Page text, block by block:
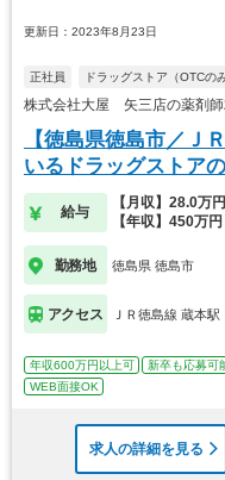
更新日：2023年8月23日
正社員 ドラッグストア（OTCのみ
株式会社大屋 矢三店の薬剤師
【徳島県徳島市／Ｊ
いるドラッグストアの
給与
【月収】28.0万
【年収】450万
勤務地 徳島県 徳島市
アクセス ＪＲ徳島線 蔵本駅
年収600万円以上可 新卒も応募可
WEB面接OK
求人の詳細を見る